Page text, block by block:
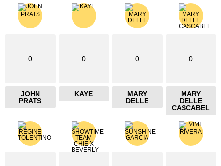
0
JOHN
PRATS
0
KAYE
0
MARY
DELLE
0
MARY
DELLE
CASCABEL